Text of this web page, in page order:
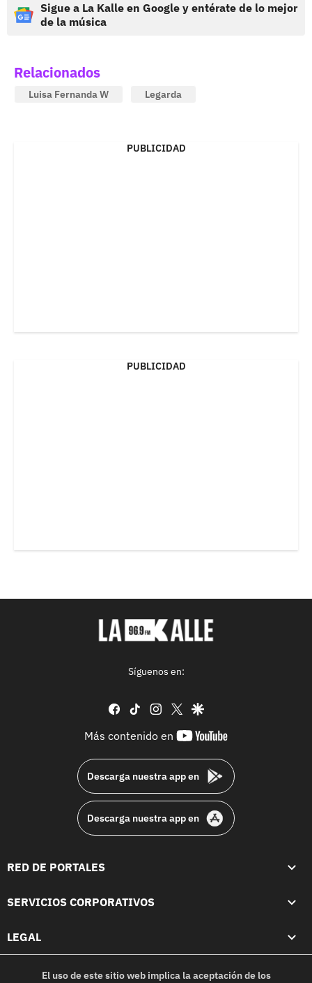
Sigue a La Kalle en Google y entérate de lo mejor
de la música
Relacionados
Luisa Fernanda W Legarda
PUBLICIDAD
PUBLICIDAD
Síguenos en:
facebook
tiktok instagram
twittergoogle
Más contenido en
youtube-
Descarga nuestra app en
Descarga nuestra app en
RED DE PORTALES
SERVICIOS CORPORATIVOS
LEGAL
El uso de este sitio web implica la aceptación de los